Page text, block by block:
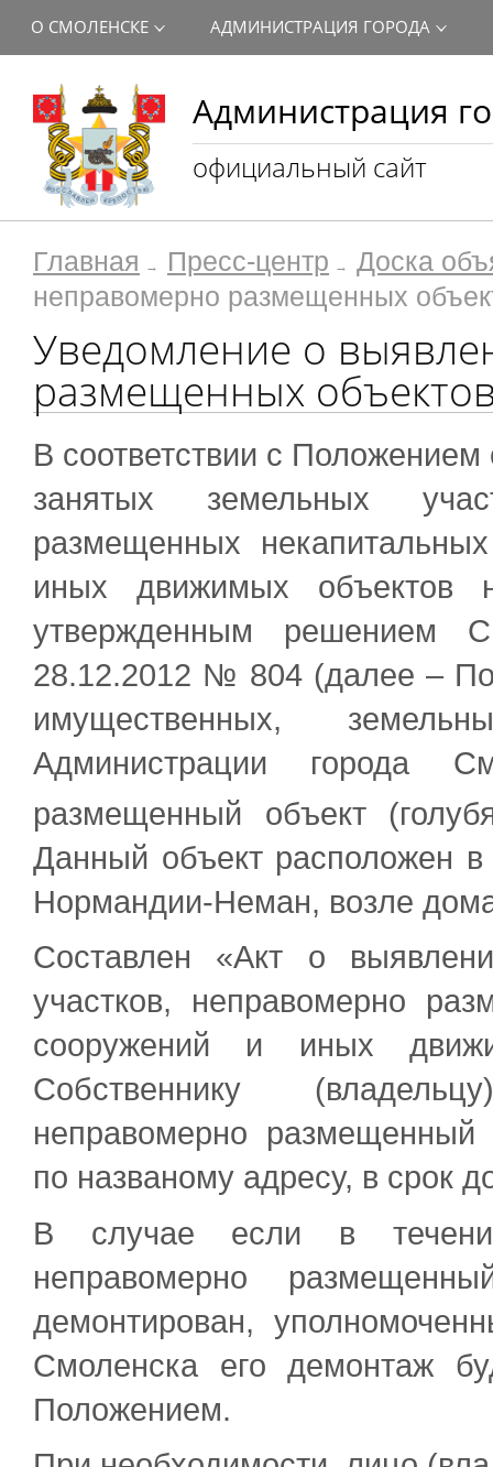
Администрация
официальный сайт
О СМОЛЕНСКЕ АДМИНИСТРАЦИЯ ГОРОДА
Главная Пресс-центр
Доска
неправомерно размещенных
Уведомление о
размещенных
В соответствии с
занятых земельных
размещенных
иных движимых объектов
утвержденным решением
28.12.2012 № 804 (далее –
имущественных,
Администрации города
размещенный объект
Данный объект расположен
Нормандии-Неман, возле
Составлен «Акт о
участков, неправомерно
сооружений и иных
Собственнику
неправомерно размещенный
по названому адресу, в срок
В случае если в
неправомерно
демонтирован,
Смоленска его демонтаж
Положением.